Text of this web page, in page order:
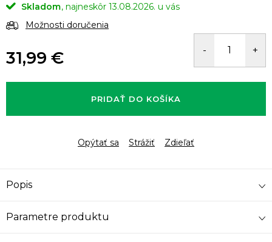
Skladom
13.08.2026.
Možnosti doručenia
31,99 €
cena:
PRIDAŤ DO KOŠÍKA
Opýtať sa Strážiť Zdieľať
Popis
Parametre produktu